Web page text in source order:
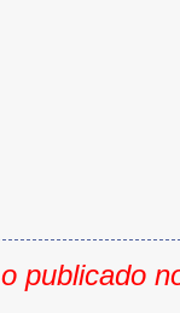
publicado